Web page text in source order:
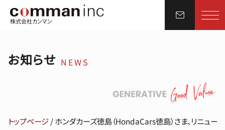
株式会社カンマン
お知らせ NEWS
トップページ/ホンダカーズ徳島（HondaCars徳島）さま、リニューア